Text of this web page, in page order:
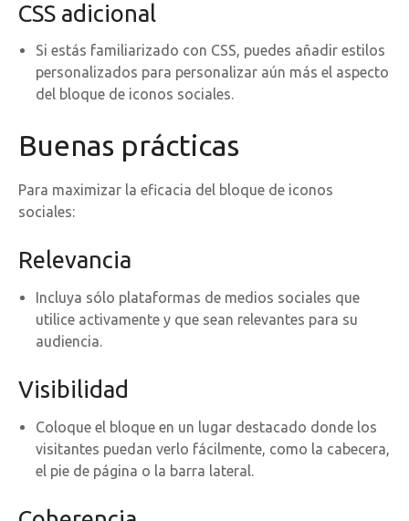
CSS adicional
Si estás familiarizado con CSS, puedes añadir estilos
personalizados para personalizar aún más el aspecto
del bloque de iconos sociales.
Buenas prácticas
Para maximizar la eficacia del bloque de iconos
sociales:
Relevancia
Incluya sólo plataformas de medios sociales que
utilice activamente y que sean relevantes para su
audiencia.
Visibilidad
Coloque el bloque en un lugar destacado donde los
visitantes puedan verlo fácilmente, como la cabecera,
el pie de página o la barra lateral.